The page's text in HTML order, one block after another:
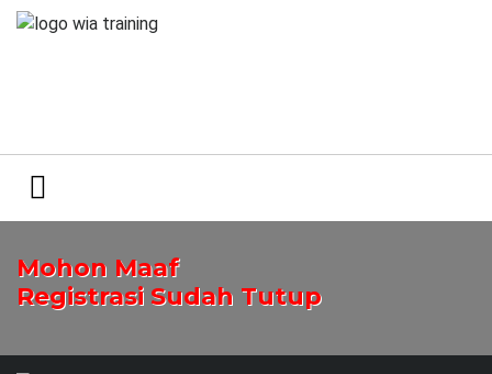
Mohon Maaf
Registrasi Sudah Tutup